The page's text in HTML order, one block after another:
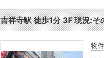
吉祥寺駅 徒歩1分 3F 現況:
物